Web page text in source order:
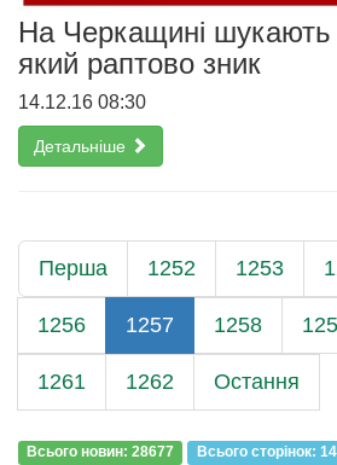
На Черкащині шукають
який раптово зник
14.12.16 08:30
Детальніше
Перша 1252 1253
1256 1257 1258
1261 1262 Остання
Всього новин: 28677 Всього сторiнок: